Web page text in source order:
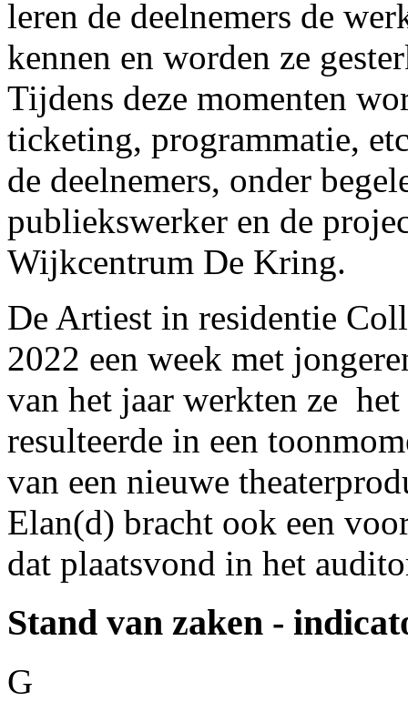
leren de deelnemers de
kennen en worden ze
Tijdens deze momenten
ticketing, programmatie,
de deelnemers, onder
publiekswerker en de
Wijkcentrum De Kring.
De Artiest in residentie
2022 een week met
van het jaar werkten ze
resulteerde in een
van een nieuwe
Elan(d) bracht ook een
dat plaatsvond in het
Stand van zaken -
G